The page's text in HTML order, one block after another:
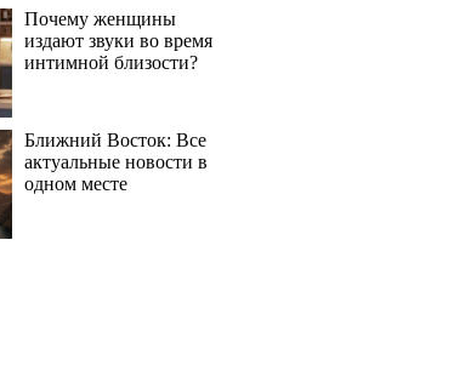
Почему женщины
издают звуки во время
интимной близости?
Ближний Восток: Все
актуальные новости в
одном месте